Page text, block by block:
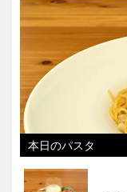
本日のパスタ